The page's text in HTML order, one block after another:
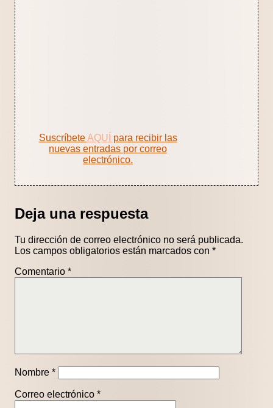
SuscríbeteAQUÍ para recibir las
nuevas entradas por correo
electrónico.
Deja una respuesta
Tu dirección de correo electrónico no será publicada.
Los campos obligatorios están marcados con *
Comentario *
Nombre *
Correo electrónico *